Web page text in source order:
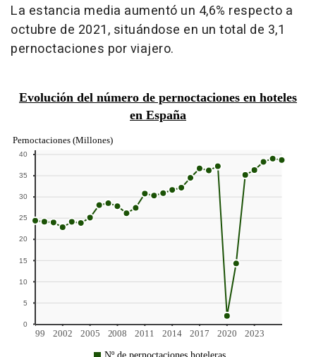
La estancia media aumentó un 4,6% respecto a
octubre de 2021, situándose en un total de 3,1
pernoctaciones por viajero.